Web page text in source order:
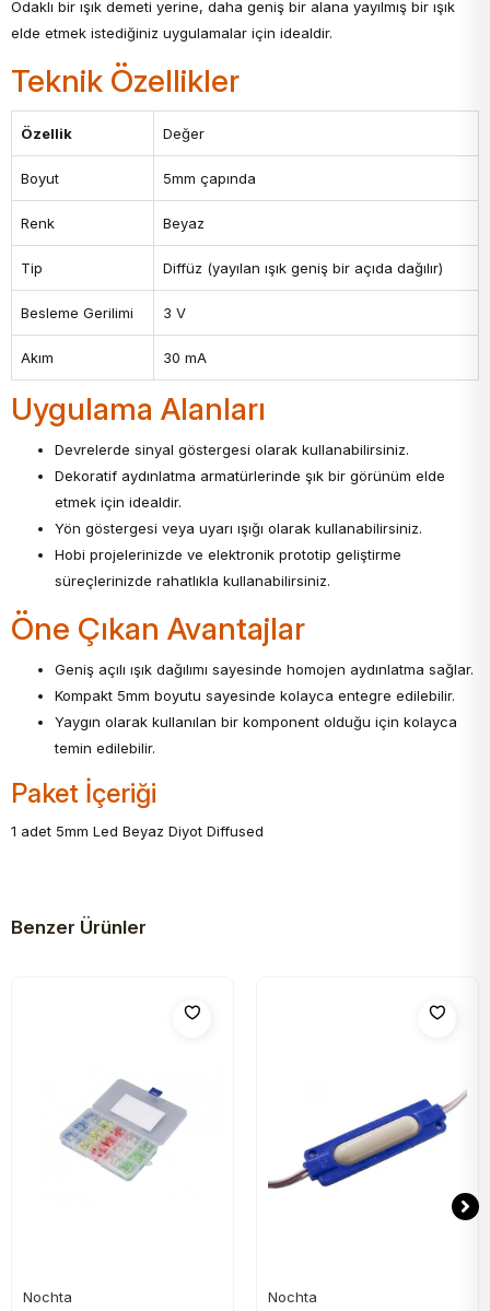
Odaklı bir ışık demeti yerine, daha geniş bir alana yayılmış bir ışık
elde etmek istediğiniz uygulamalar için idealdir.
Teknik Özellikler
Özellik Değer
Boyut 5mm çapında
Renk Beyaz
Tip Diffüz (yayılan ışık geniş bir açıda dağılır)
Besleme Gerilimi 3 V
Akım 30 mA
Uygulama Alanları
Devrelerde sinyal göstergesi olarak kullanabilirsiniz.
Dekoratif aydınlatma armatürlerinde şık bir görünüm elde
etmek için idealdir.
Yön göstergesi veya uyarı ışığı olarak kullanabilirsiniz.
Hobi projelerinizde ve elektronik prototip geliştirme
süreçlerinizde rahatlıkla kullanabilirsiniz.
Öne Çıkan Avantajlar
Geniş açılı ışık dağılımı sayesinde homojen aydınlatma sağlar.
Kompakt 5mm boyutu sayesinde kolayca entegre edilebilir.
Yaygın olarak kullanılan bir komponent olduğu için kolayca
temin edilebilir.
Paket İçeriği
1 adet 5mm Led Beyaz Diyot Diffused
Benzer Ürünler
Nochta
Nochta